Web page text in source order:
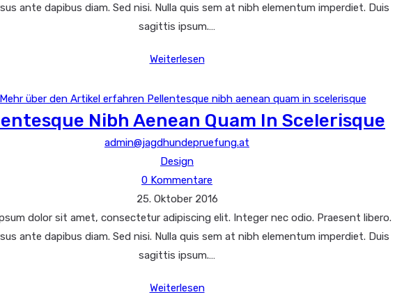
geändert
am:
ante dapibus diam. Sed nisi. Nulla quis sem at nibh elementum imperdiet. Duis
sagittis ipsum.…
WeiterlesenConubia
per
inceptos
himenaeos
Nibh Aenean Quam In Scelerisque
Beitrags-
admin@jagdhundepruefung.at
Beitrags-
Kategorie:
Design
Beitrags-
Kommentare:
0 Kommentare
Beitrag
zuletzt
geändert
am:
25. Oktober 2016
dolor sit amet, consectetur adipiscing elit. Integer nec odio. Praesent libero.
ante dapibus diam. Sed nisi. Nulla quis sem at nibh elementum imperdiet. Duis
sagittis ipsum.…
WeiterlesenPellentesque